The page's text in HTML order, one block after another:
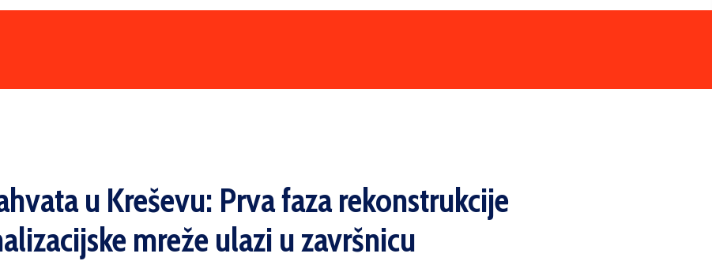
u Kreševu: Prva faza rekonstrukcije
mreže ulazi u završnicu